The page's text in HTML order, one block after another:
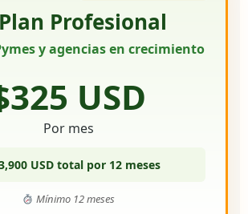
Plan Profesional
y agencias en crecimiento
USD
Por mes
USD total por 12 meses
Mínimo 12 meses